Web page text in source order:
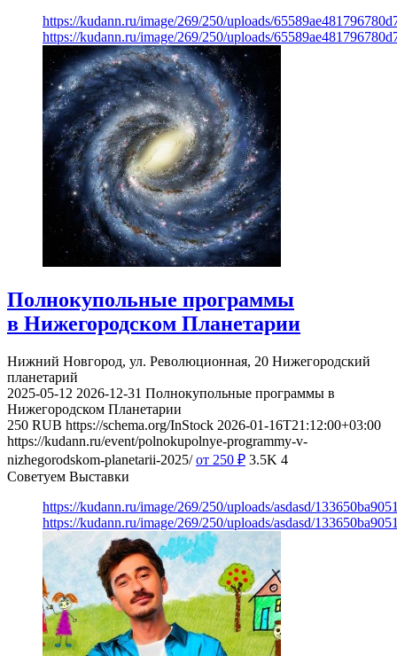
https://kudann.ru/image/269/250/uploads/
https://kudann.ru/image/269/250/uploads/
Полнокупольные программы
в Нижегородском Планетарии
Нижний Новгород, ул. Революционная, 20 Нижегородский
планетарий
2025-05-12 2026-12-31 Полнокупольные программы в
Нижегородском Планетарии
250 RUB https://schema.org/InStock 2026-01-16T21:12:00+03:00
https://kudann.ru/event/polnokupolnye-programmy-v-
nizhegorodskom-planetarii-2025/ от 250 ₽ 3.5K 4
Советуем Выставки
https://kudann.ru/image/269/250/uploads/asdasd/
https://kudann.ru/image/269/250/uploads/asdasd/